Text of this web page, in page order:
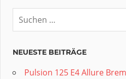
NEUESTE BEITRÄGE
Pulsion 125 E4 Allure